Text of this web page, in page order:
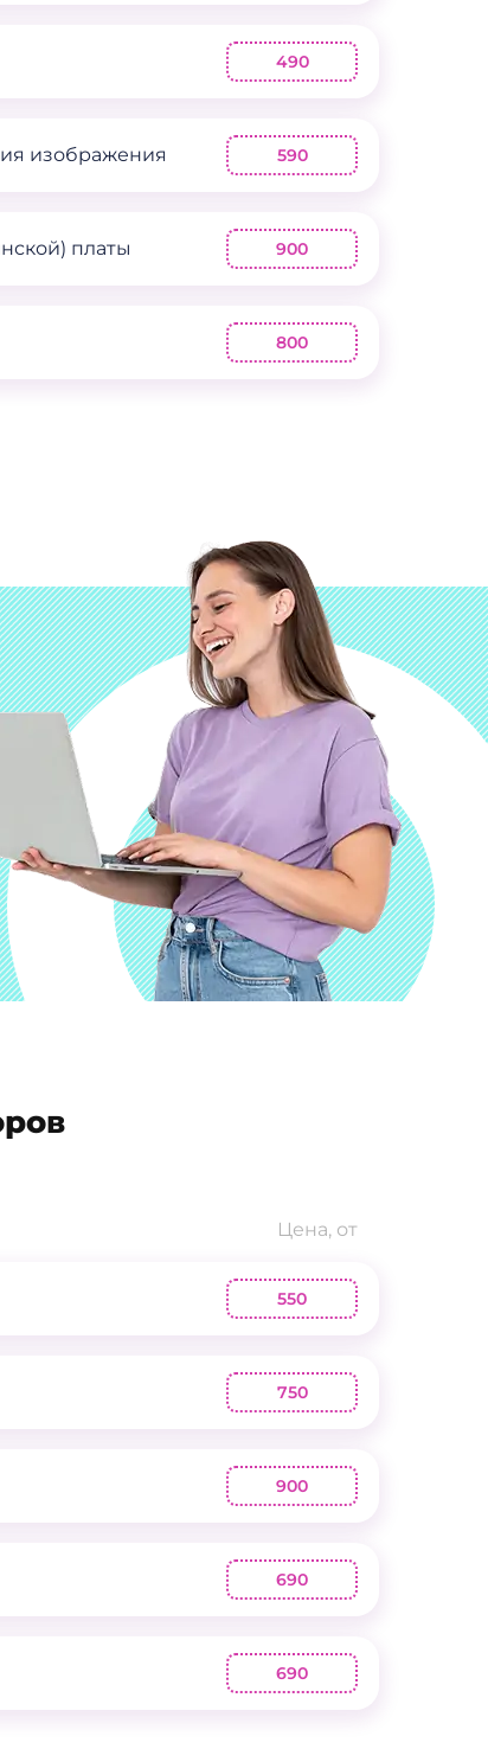
490
изображения 590
платы 900
800
Цена, от
550
750
900
690
690